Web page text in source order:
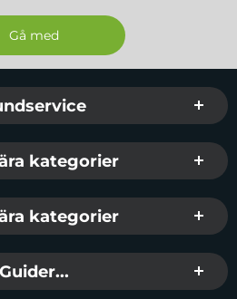
info och länkar
kategorier
kategorier
Guider...